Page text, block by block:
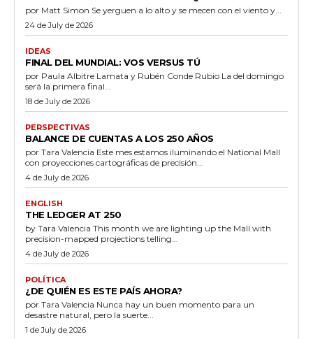
por Matt Simon Se yerguen a lo alto y se mecen con el viento y...
24 de July de 2026
IDEAS
FINAL DEL MUNDIAL: VOS VERSUS TÚ
por Paula Albitre Lamata y Rubén Conde Rubio La del domingo
será la primera final...
18 de July de 2026
PERSPECTIVAS
BALANCE DE CUENTAS A LOS 250 AÑOS
por Tara Valencia Este mes estamos iluminando el National Mall
con proyecciones cartográficas de precisión...
4 de July de 2026
ENGLISH
THE LEDGER AT 250
by Tara Valencia This month we are lighting up the Mall with
precision-mapped projections telling...
4 de July de 2026
POLÍTICA
¿DE QUIÉN ES ESTE PAÍS AHORA?
por Tara Valencia Nunca hay un buen momento para un
desastre natural, pero la suerte...
1 de July de 2026